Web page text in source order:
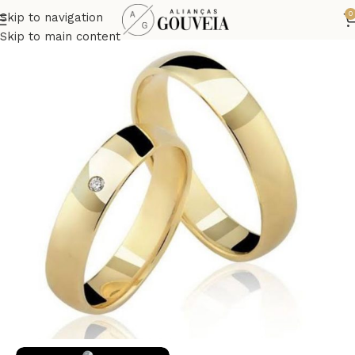
Skip to navigation
Skip to main content
0